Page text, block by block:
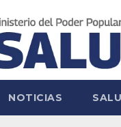
NOTICIAS